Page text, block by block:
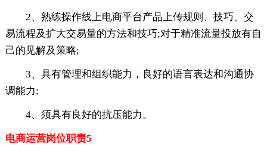
2、熟练操作线上电商平台产品上传规则、技巧、交
易流程及扩大交易量的方法和技巧;对于精准流量投放有自
己的见解及策略;
3、具有管理和组织能力，良好的语言表达和沟通协
调能力;
4、须具有良好的抗压能力。
电商运营岗位职责5